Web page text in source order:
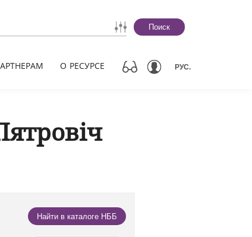
Поиск
О РЕСУРСЕ РУС.
Найти в каталоге НББ